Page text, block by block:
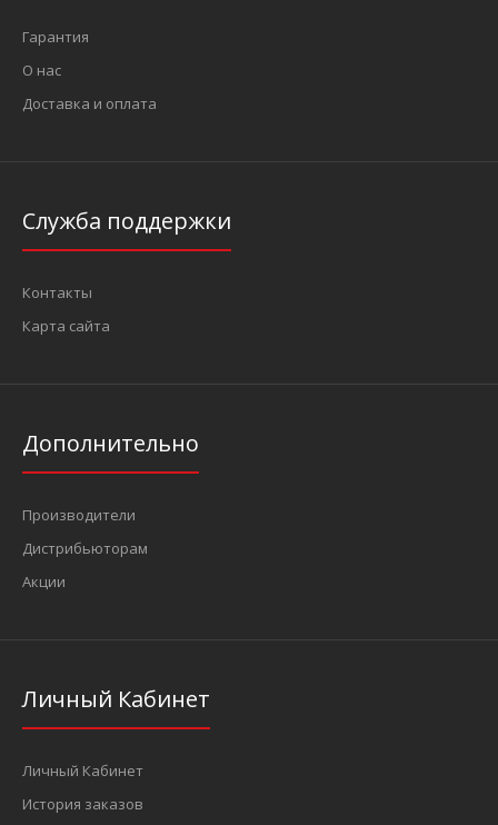
Гарантия
О нас
Доставка и оплата
Служба поддержки
Контакты
Карта сайта
Дополнительно
Производители
Дистрибьюторам
Акции
Личный Кабинет
Личный Кабинет
История заказов